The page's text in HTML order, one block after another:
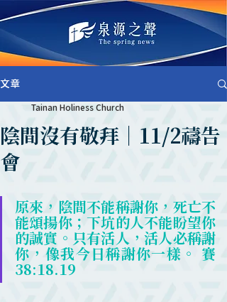
文章
陰間沒有敬拜｜11/2禱告
會
Tainan Holiness Church
原來，陰間不能稱謝你，死亡不
能頌揚你；下坑的人不能盼望你
的誠實。只有活人，活人必稱謝
你，像我今日稱謝你一樣。 賽
38:18.19